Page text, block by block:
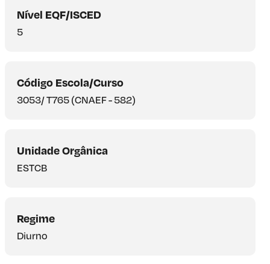
Nível EQF/ISCED
5
Código Escola/Curso
3053/ T765 (CNAEF - 582)
Unidade Orgânica
ESTCB
Regime
Diurno